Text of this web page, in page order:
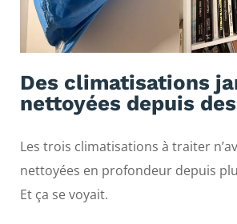
Des climatisations
nettoyées depuis
Les trois climatisations à traiter
nettoyées en profondeur depuis
Et ça se voyait.